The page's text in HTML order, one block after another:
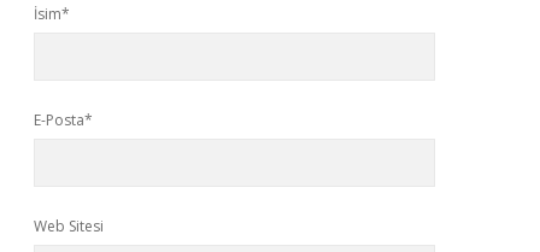
İsim*
E-Posta*
Web Sitesi